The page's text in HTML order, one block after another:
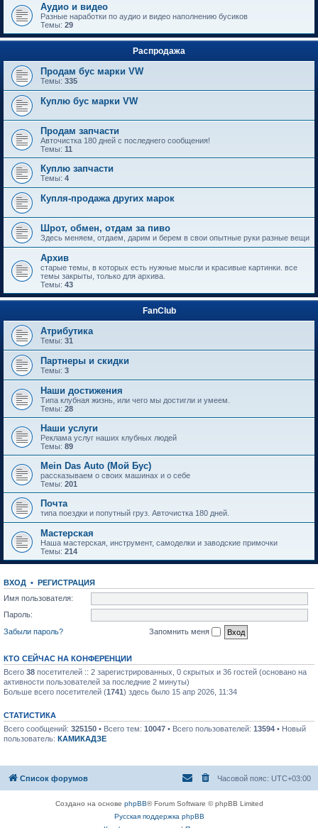
Аудио и видео
Разные наработки по аудио и видео наполнению бусиков
Темы: 29
Распродажа
Продам бус марки VW
Темы: 335
Куплю бус марки VW
Продам запчасти
Авточистка 180 дней с последнего сообщения!
Темы: 11
Куплю запчасти
Темы: 4
Купля-продажа других марок
Шрот, обмен, отдам за пиво
Здесь меняем, отдаем, дарим и берем в свои опытные руки разные вещи
Архив
старые темы, в которых есть нужные мысли и красивые картинки. все
темы закрыты, только для архива.
Темы: 43
FanClub
Атрибутика
Темы: 31
Партнеры и скидки
Темы: 3
Наши достижения
Типа клубная жизнь, или чего мы достигли и умеем.
Темы: 28
Наши услуги
Реклама услуг наших клубных людей
Темы: 89
Mein Das Auto (Мой Бус)
рассказываем о своих машинах и о себе
Темы: 201
Почта
типа поездки и попутный груз. Авточистка 180 дней.
Мастерская
Наша мастерская, инструмент, самоделки и заводские примочки
Темы: 214
ВХОД • РЕГИСТРАЦИЯ
Имя пользователя:
Пароль:
Забыли пароль?
Запомнить меня
КТО СЕЙЧАС НА КОНФЕРЕНЦИИ
Всего 38 посетителей :: 2 зарегистрированных, 0 скрытых и 36 гостей (основано на
активности пользователей за последние 2 минуты)
Больше всего посетителей (1741 ) здесь было 15 апр 2026, 11:34
СТАТИСТИКА
Всего сообщений: 325150 • Всего тем: 10047 • Всего пользователей: 13594 • Новый
пользователь: КАМИКАДЗЕ
Список форумов Часовой пояс: UTC+03:00
Создано на основе phpBB® Forum Software © phpBB Limited
Русская поддержка phpBB